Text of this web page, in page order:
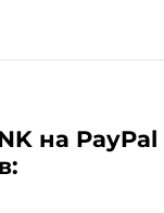
на PayPal